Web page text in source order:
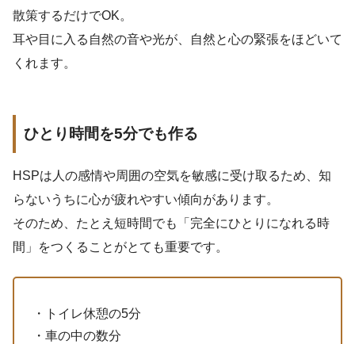
散策するだけでOK。
耳や目に入る自然の音や光が、自然と心の緊張をほどいて
くれます。
ひとり時間を5分でも作る
HSPは人の感情や周囲の空気を敏感に受け取るため、知
らないうちに心が疲れやすい傾向があります。
そのため、たとえ短時間でも「完全にひとりになれる時
間」をつくることがとても重要です。
・トイレ休憩の5分
・車の中の数分